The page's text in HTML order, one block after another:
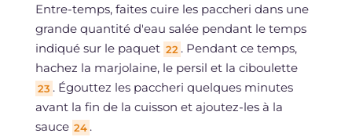
Entre-temps, faites cuire les paccheri dans une
grande quantité d'eau salée pendant le temps
indiqué sur le paquet 22 . Pendant ce temps,
hachez la marjolaine, le persil et la ciboulette
23 . Égouttez les paccheri quelques minutes
avant la fin de la cuisson et ajoutez-les à la
sauce 24 .